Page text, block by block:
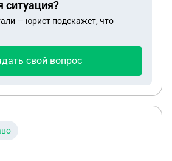
может быть?
ситуация?
— юрист подскажет, что
свой вопрос